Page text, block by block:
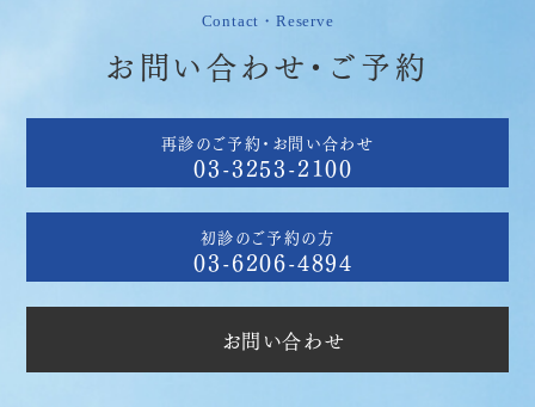
Contact・Reserve
お問い合わせ・ご予約
再診のご予約・お問い合わせ
03-3253-2100
初診のご予約の方
03-6206-4894
お問い合わせ